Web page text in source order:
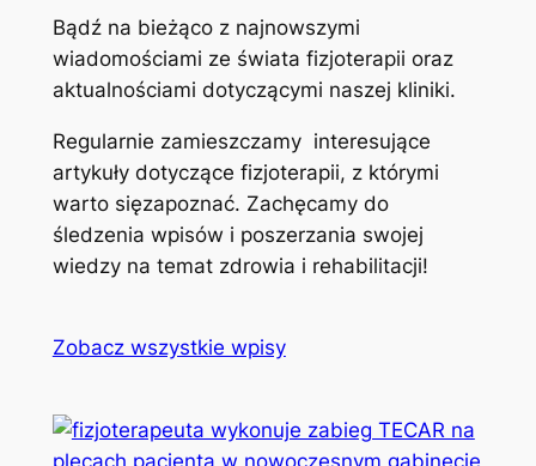
Bądź na bieżąco z najnowszymi
wiadomościami ze świata fizjoterapii oraz
aktualnościami dotyczącymi naszej kliniki.
Regularnie zamieszczamy interesujące
artykuły dotyczące fizjoterapii, z którymi
warto sięzapoznać. Zachęcamy do
śledzenia wpisów i poszerzania swojej
wiedzy na temat zdrowia i rehabilitacji!
Zobacz wszystkie wpisy